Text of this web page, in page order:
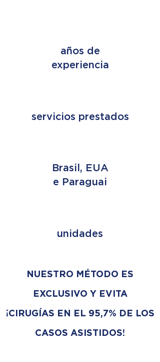
años de
experiencia
servicios prestados
Brasil, EUA
e Paraguai
unidades
NUESTRO MÉTODO ES
EXCLUSIVO Y EVITA
¡CIRUGÍAS EN EL 95,7% DE LOS
CASOS ASISTIDOS!